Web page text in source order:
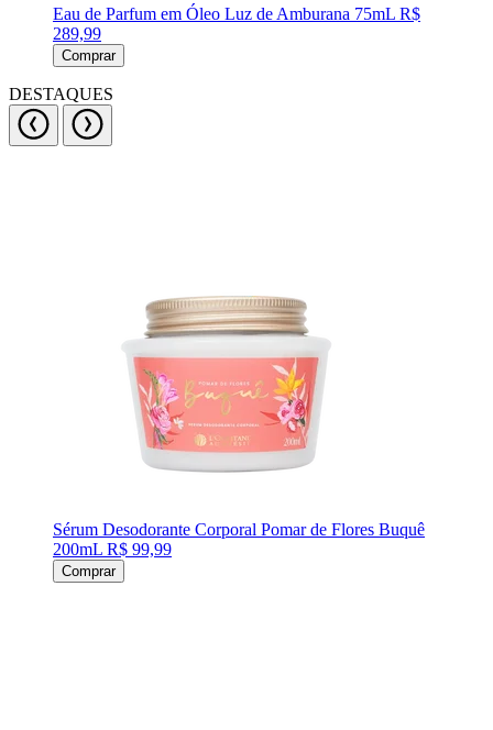
Eau de Parfum em Óleo Luz de Amburana 75mL R$
289,99
Comprar
DESTAQUES
Sérum Desodorante Corporal Pomar de Flores Buquê
200mL R$ 99,99
Comprar